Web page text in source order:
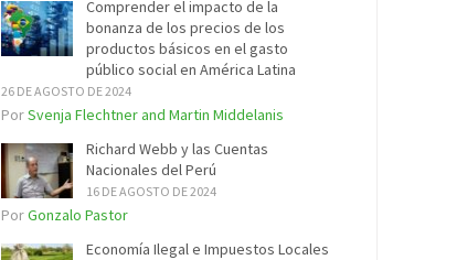
Comprender el impacto de la
bonanza de los precios de los
productos básicos en el gasto
público social en América Latina
26 DE AGOSTO DE 2024
PorSvenja Flechtner and Martin Middelanis
Richard Webb y las Cuentas
Nacionales del Perú
16 DE AGOSTO DE 2024
PorGonzalo Pastor
Economía Ilegal e Impuestos Locales